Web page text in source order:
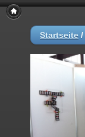
Startseite /